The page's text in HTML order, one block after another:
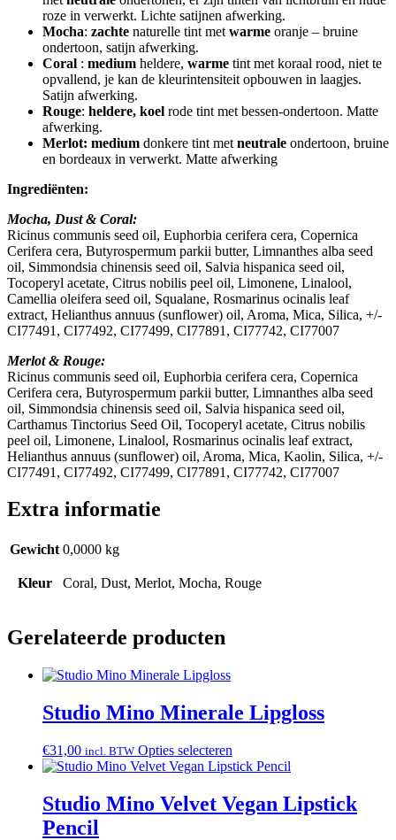
roze in verwerkt. Lichte satijnen afwerking.
Mocha: zachte naturelle tint met warme oranje – bruine
ondertoon, satijn afwerking.
Coral : medium heldere, warme tint met koraal rood, niet te
opvallend, je kan de kleurintensiteit opbouwen in laagjes.
Satijn afwerking.
Rouge: heldere, koel rode tint met bessen-ondertoon. Matte
afwerking.
Merlot: medium donkere tint met neutrale ondertoon, bruine
en bordeaux in verwerkt. Matte afwerking
Ingrediënten:
Mocha, Dust & Coral:
Ricinus communis seed oil, Euphorbia cerifera cera, Copernica
Cerifera cera, Butyrospermum parkii butter, Limnanthes alba seed
oil, Simmondsia chinensis seed oil, Salvia hispanica seed oil,
Tocoperyl acetate, Citrus nobilis peel oil, Limonene, Linalool,
Camellia oleifera seed oil, Squalane, Rosmarinus ocinalis leaf
extract, Helianthus annuus (sunflower) oil, Aroma, Mica, Silica, +/-
CI77491, CI77492, CI77499, CI77891, CI77742, CI77007
Merlot & Rouge:
Ricinus communis seed oil, Euphorbia cerifera cera, Copernica
Cerifera cera, Butyrospermum parkii butter, Limnanthes alba seed
oil, Simmondsia chinensis seed oil, Salvia hispanica seed oil,
Carthamus Tinctorius Seed Oil, Tocoperyl acetate, Citrus nobilis
peel oil, Limonene, Linalool, Rosmarinus ocinalis leaf extract,
Helianthus annuus (sunflower) oil, Aroma, Mica, Kaolin, Silica, +/-
CI77491, CI77492, CI77499, CI77891, CI77742, CI77007
Extra informatie
Gewicht 0,0000 kg
Kleur Coral, Dust, Merlot, Mocha, Rouge
Gerelateerde producten
Studio Mino Minerale Lipgloss
€31,00 incl. BTW Opties selecteren
product
meerdere
variaties.
Studio Mino Velvet Vegan Lipstick
Pencil